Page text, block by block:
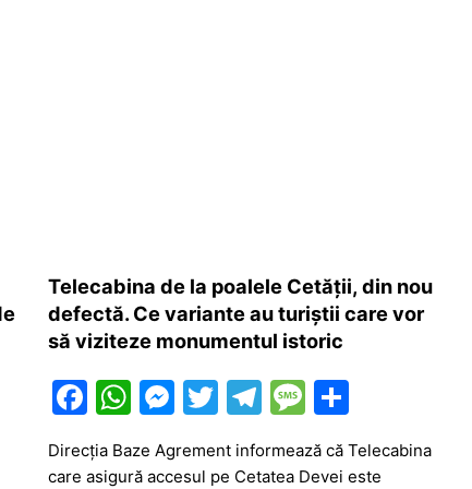
Telecabina de la poalele Cetății, din nou
defectă. Ce variante au turiștii care vor
să viziteze monumentul istoric
F
a
c
W
at
M
s
T
w
itt
T
e
M
s ta
Direcția Baze Agrement informează că Telecabina
care asigură accesul pe Cetatea Devei este